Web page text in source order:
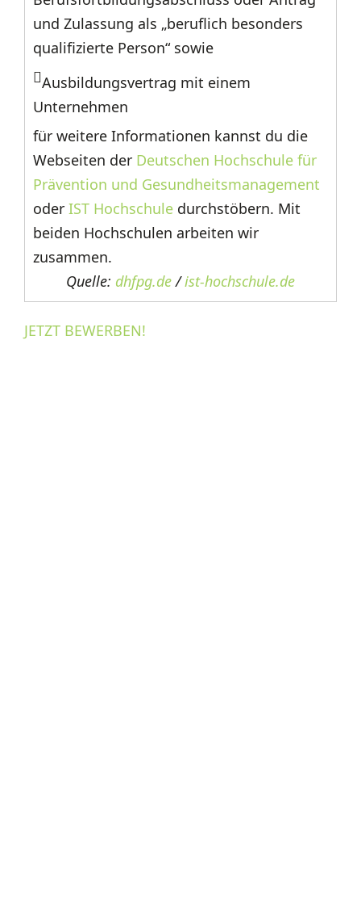
und Zulassung als „beruflich besonders
qualifizierte Person“ sowie
Ausbildungsvertrag mit einem
Unternehmen
für weitere Informationen kannst du die
Webseiten der Deutschen Hochschule für
Prävention und Gesundheitsmanagement
oder IST Hochschule durchstöbern. Mit
beiden Hochschulen arbeiten wir
zusammen.
Quelle: dhfpg.de/ist-hochschule.de
JETZT BEWERBEN!